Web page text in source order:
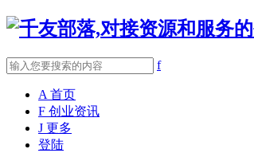
f
A 首页
F 创业资讯
J 更多
登陆